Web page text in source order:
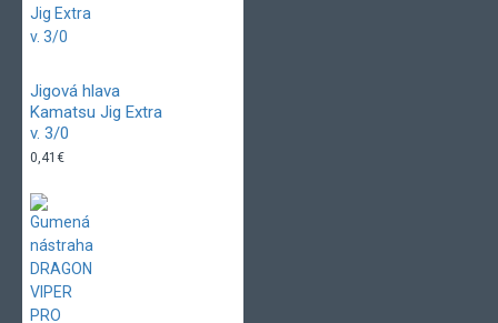
Jigová hlava
Kamatsu Jig Extra
v. 3/0
0,41€